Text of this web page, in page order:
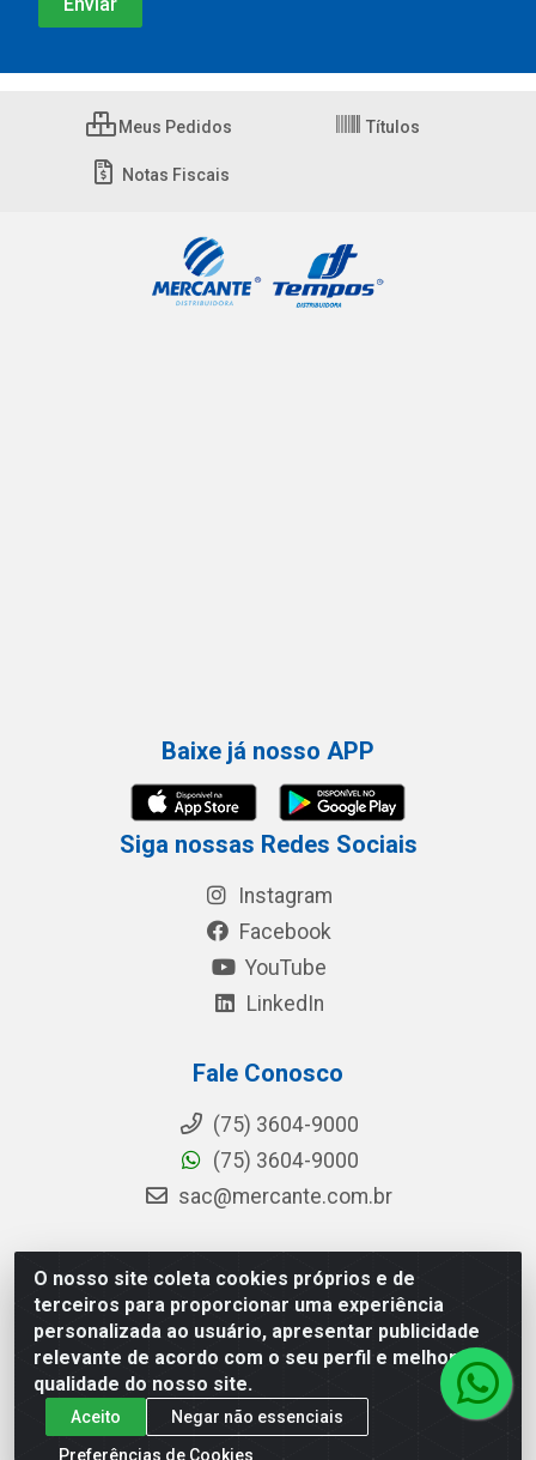
O nosso site coleta cookies próprios e de
terceiros para proporcionar uma experiência
personalizada ao usuário, apresentar publicidade
relevante de acordo com o seu perfil e melhorar a
qualidade do nosso site.
Aceito
Negar não essenciais
Preferências de Cookies
Meus Pedidos Títulos
Notas Fiscais
Baixe já nosso APP
Siga nossas Redes Sociais
Instagram
Facebook
YouTube
LinkedIn
Fale Conosco
(75) 3604-9000
(75) 3604-9000
sac@mercante.com.br
Mercante Distribuidora - Rua Mercante, 699 - Aviário,
Feira de Santana/BA - CEP 44.096-218 - CNPJ
96.755.848/0001-08